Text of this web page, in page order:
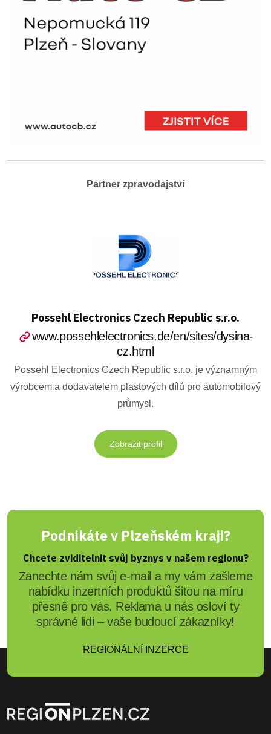
Partner zpravodajství
Possehl Electronics Czech Republic s.r.o.
www.possehlelectronics.de/en/sites/dysina-
cz.html
Possehl Electronics Czech Republic s.r.o. je významným
výrobcem a dodavatelem plastových dílů pro automobilový
průmysl.
Zobrazit profil
Podnikáte v Plzeňském kraji?
Chcete zviditelnit svůj byznys v našem regionu?
Zanechte nám svůj e-mail a my vám zašleme
nabídku inzertních produktů šitou na míru
přesně pro vás. Reklama u nás osloví ty
správné lidi – vaše budoucí zákazníky!
REGIONÁLNÍ INZERCE